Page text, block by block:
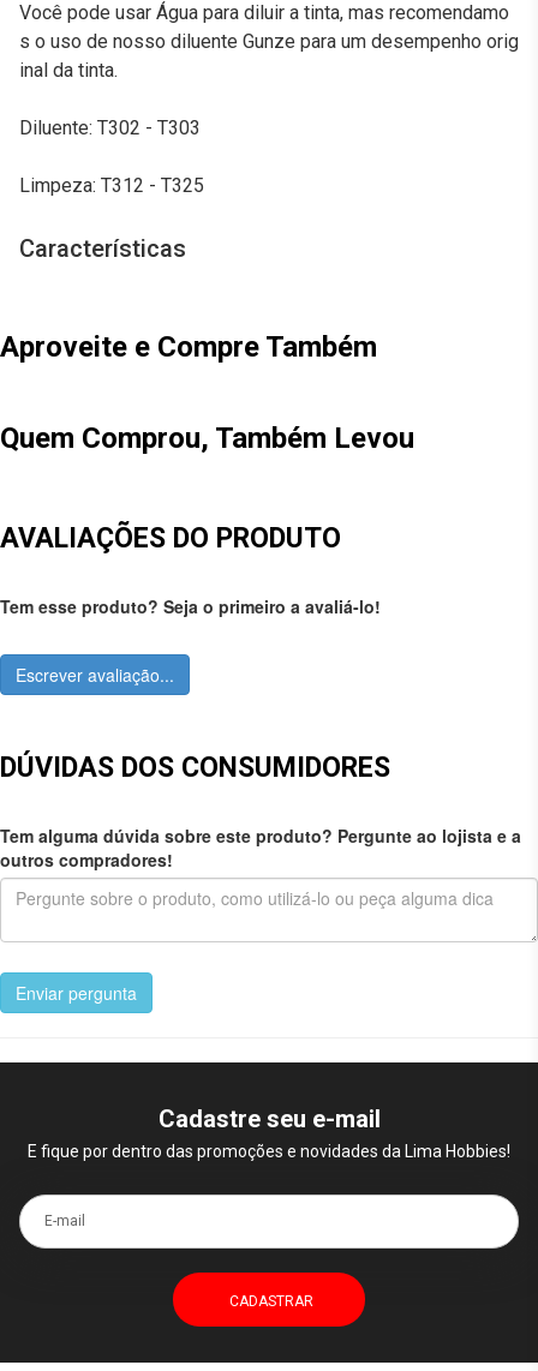
Você pode usar Água para diluir a tinta, mas recomendamo
s o uso de nosso diluente Gunze para um desempenho orig
inal da tinta.
Diluente: T302 - T303
Limpeza: T312 - T325
Características
Aproveite e Compre Também
Quem Comprou, Também Levou
AVALIAÇÕES DO PRODUTO
Tem esse produto? Seja o primeiro a avaliá-lo!
Escrever avaliação...
DÚVIDAS DOS CONSUMIDORES
Tem alguma dúvida sobre este produto? Pergunte ao lojista e a
outros compradores!
Enviar pergunta
Cadastre seu e-mail
E fique por dentro das promoções e novidades da Lima Hobbies!
E-mail